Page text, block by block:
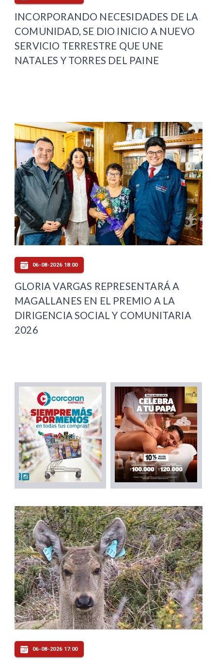
INCORPORANDO NECESIDADES DE LA
COMUNIDAD, SE DIO INICIO A NUEVO
SERVICIO TERRESTRE QUE UNE
NATALES Y TORRES DEL PAINE
06-08-2026 18:00
GLORIA VARGAS REPRESENTARÁ A
MAGALLANES EN EL PREMIO A LA
DIRIGENCIA SOCIAL Y COMUNITARIA
2026
06-08-2026 17:00